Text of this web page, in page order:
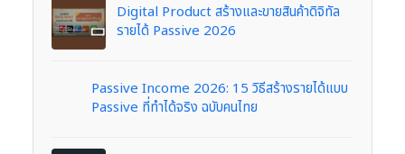
Digital Product สร้างและขายสินค้าดิจิทัล
รายได้ Passive 2026
Passive Income 2026: 15 วิธีสร้างรายได้แบบ
Passive ที่ทำได้จริง ฉบับคนไทย